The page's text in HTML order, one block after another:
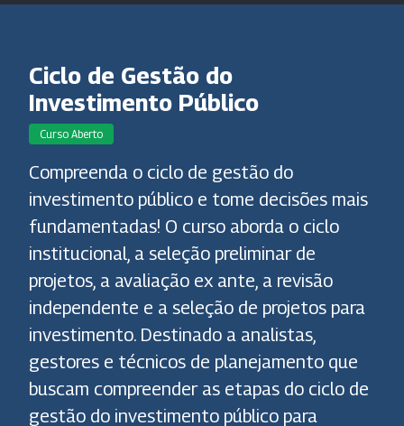
Ciclo de Gestão do
Investimento Público
Curso Aberto
Compreenda o ciclo de gestão do
investimento público e tome decisões mais
fundamentadas! O curso aborda o ciclo
institucional, a seleção preliminar de
projetos, a avaliação ex ante, a revisão
independente e a seleção de projetos para
investimento. Destinado a analistas,
gestores e técnicos de planejamento que
buscam compreender as etapas do ciclo de
gestão do investimento público para